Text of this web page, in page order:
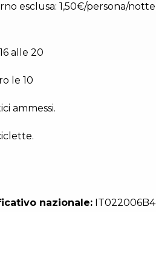
esclusa: 1,50€/persona/
alle 20
le 10
ammessi.
nazionale: